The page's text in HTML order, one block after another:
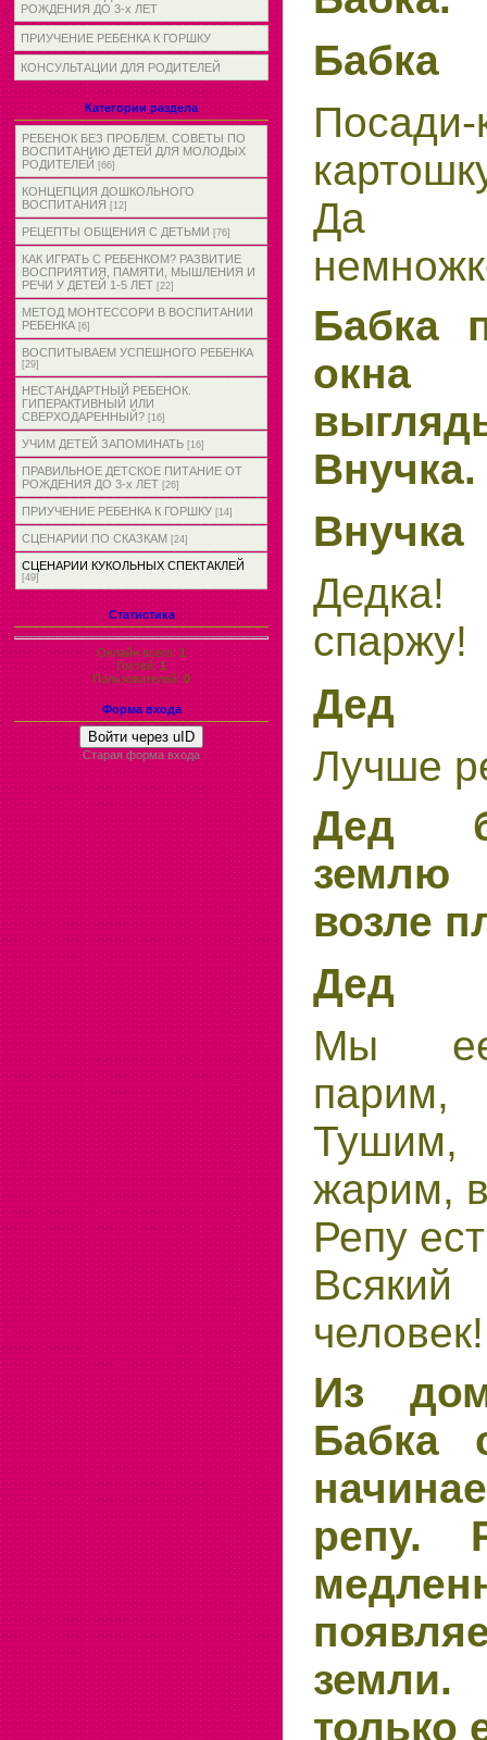
РОЖДЕНИЯ ДО 3-х ЛЕТ
ПРИУЧЕНИЕ РЕБЕНКА К ГОРШКУ
КОНСУЛЬТАЦИИ ДЛЯ РОДИТЕЛЕЙ
Категории раздела
РЕБЕНОК БЕЗ ПРОБЛЕМ. СОВЕТЫ ПО
ВОСПИТАНИЮ ДЕТЕЙ ДЛЯ МОЛОДЫХ
РОДИТЕЛЕЙ [66]
КОНЦЕПЦИЯ ДОШКОЛЬНОГО
ВОСПИТАНИЯ [12]
РЕЦЕПТЫ ОБЩЕНИЯ С ДЕТЬМИ [76]
КАК ИГРАТЬ С РЕБЕНКОМ? РАЗВИТИЕ
ВОСПРИЯТИЯ, ПАМЯТИ, МЫШЛЕНИЯ И
РЕЧИ У ДЕТЕЙ 1-5 ЛЕТ [22]
МЕТОД МОНТЕССОРИ В ВОСПИТАНИИ
РЕБЕНКА [6]
ВОСПИТЫВАЕМ УСПЕШНОГО РЕБЕНКА
[29]
НЕСТАНДАРТНЫЙ РЕБЕНОК.
ГИПЕРАКТИВНЫЙ ИЛИ
СВЕРХОДАРЕННЫЙ? [16]
УЧИМ ДЕТЕЙ ЗАПОМИНАТЬ [16]
ПРАВИЛЬНОЕ ДЕТСКОЕ ПИТАНИЕ ОТ
РОЖДЕНИЯ ДО 3-х ЛЕТ [26]
ПРИУЧЕНИЕ РЕБЕНКА К ГОРШКУ [14]
СЦЕНАРИИ ПО СКАЗКАМ [24]
СЦЕНАРИИ КУКОЛЬНЫХ СПЕКТАКЛЕЙ
[49]
Статистика
Онлайн всего:1
Гостей:1
Пользователей:0
Форма входа
Войти через uID
Старая форма входа
Бабка
Да
Бабка
Внучка.
Внучка
спаржу!
Дед
Лучше
Дед
возле
Дед
Мы
парим,
жарим,
Репу
человек!
Из
Бабка
репу.
только